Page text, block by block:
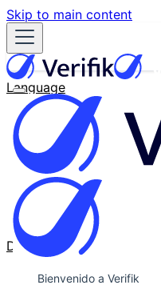
Skip to main content
Language
English
Español
Français
Português
한국어
日本語
中文
Docs
Bienvenido a Verifik